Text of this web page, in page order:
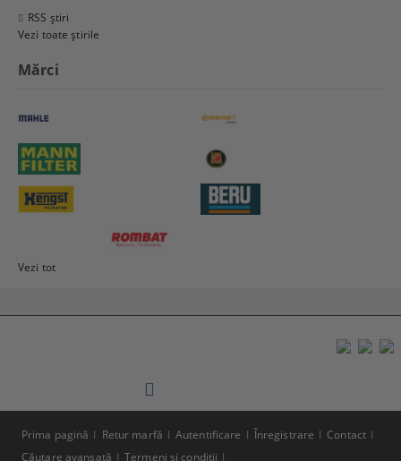
RSS știri
Vezi toate știrile
Mărci
Vezi tot
Prima pagină Retur marfă Autentificare Înregistrare
Contact
Căutare avansată
Termeni şi condiţii